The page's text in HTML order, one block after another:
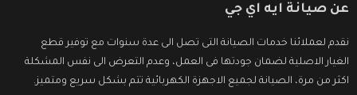
عن صيانة ايه اي جي
نقدم لعملائنا خدمات الصيانة التى تصل الى عدة سنوات مع توفير قطع
الغيار الاصلية لضمان جودتها فى العمل، وعدم التعرض الى نفس المشكلة
اكثر من مرة، الصيانة لجميع الاجهزة الكهربائية تتم بشكل سريع ومتميز.